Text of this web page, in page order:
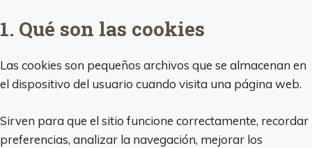
1. Qué son las cookies
Las cookies son pequeños archivos que se almacenan en
el dispositivo del usuario cuando visita una página web.
Sirven para que el sitio funcione correctamente, recordar
preferencias, analizar la navegación, mejorar los